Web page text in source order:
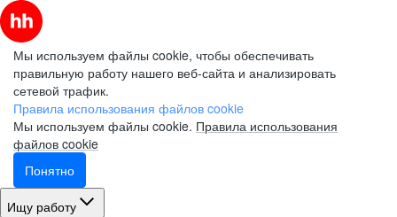
Мы используем файлы cookie, чтобы обеспечивать
правильную работу нашего веб-сайта и анализировать
сетевой трафик.
Правила использования файлов cookie
Мы используем файлы cookie. Правила использования
файлов cookie
Понятно
Ищу работу